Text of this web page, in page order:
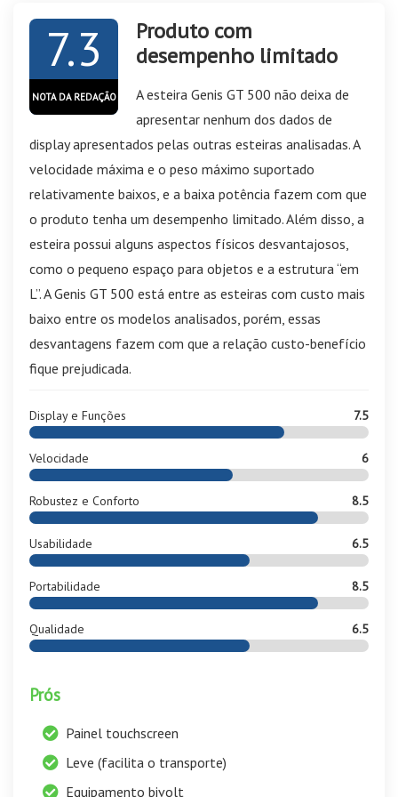
7.3
NOTA DA REDAÇÃO
Produto com
desempenho limitado
A esteira Genis GT 500 não deixa de
apresentar nenhum dos dados de
display apresentados pelas outras esteiras analisadas. A
velocidade máxima e o peso máximo suportado
relativamente baixos, e a baixa potência fazem com que
o produto tenha um desempenho limitado. Além disso, a
esteira possui alguns aspectos físicos desvantajosos,
como o pequeno espaço para objetos e a estrutura “em
L”. A Genis GT 500 está entre as esteiras com custo mais
baixo entre os modelos analisados, porém, essas
desvantagens fazem com que a relação custo-benefício
fique prejudicada.
Display e Funções 7.5
Velocidade 6
Robustez e Conforto 8.5
Usabilidade 6.5
Portabilidade 8.5
Qualidade 6.5
Prós
Painel touchscreen
Leve (facilita o transporte)
Equipamento bivolt